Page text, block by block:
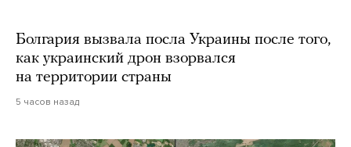
Болгария вызвала посла Украины после того,
как украинский дрон взорвался
на территории страны
5 часов назад